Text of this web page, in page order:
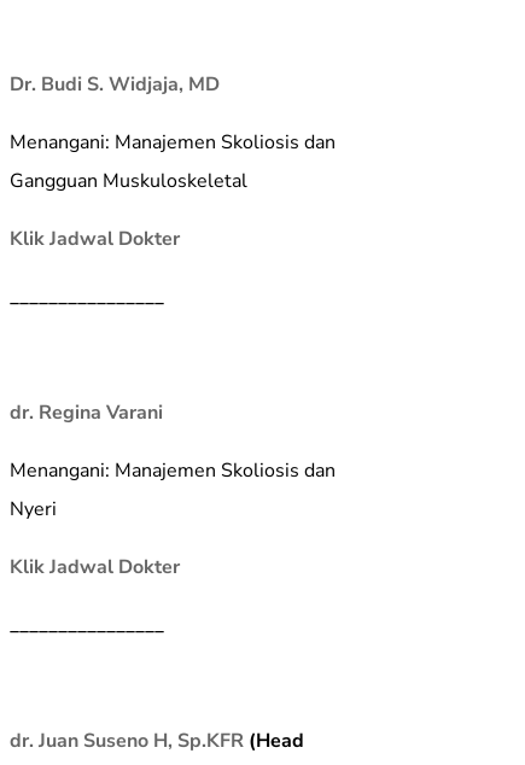
Dr. Budi S. Widjaja, MD
Menangani: Manajemen Skoliosis dan
Gangguan Muskuloskeletal
Klik Jadwal Dokter
________________
dr. Regina Varani
Menangani: Manajemen Skoliosis dan
Nyeri
Klik Jadwal Dokter
________________
dr. Juan Suseno H, Sp.KFR (Head